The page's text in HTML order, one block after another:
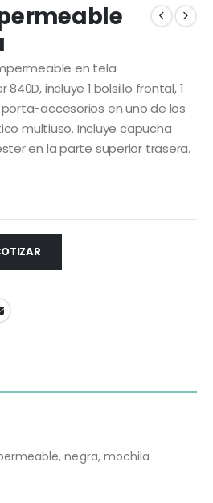
en tela
incluye 1 bolsillo frontal, 1
porta-accesorios en uno de los
multiuso. Incluye capucha
en la parte superior trasera.
negra, mochila